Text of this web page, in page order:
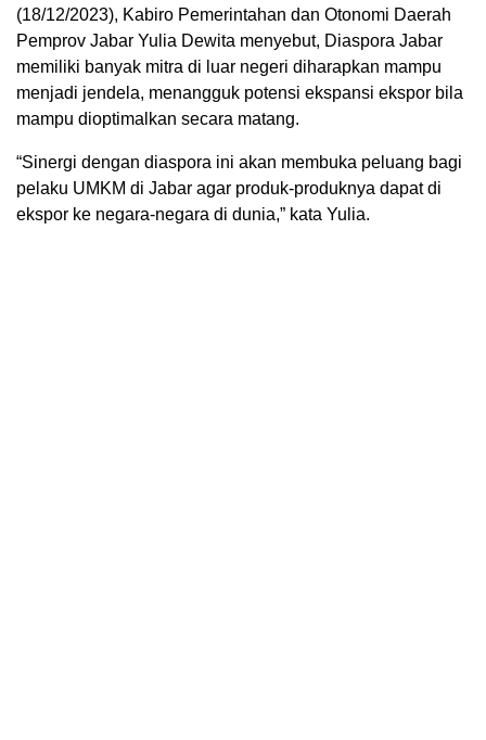
(18/12/2023), Kabiro Pemerintahan dan Otonomi Daerah
Pemprov Jabar Yulia Dewita menyebut, Diaspora Jabar
memiliki banyak mitra di luar negeri diharapkan mampu
menjadi jendela, menangguk potensi ekspansi ekspor bila
mampu dioptimalkan secara matang.
“Sinergi dengan diaspora ini akan membuka peluang bagi
pelaku UMKM di Jabar agar produk-produknya dapat di
ekspor ke negara-negara di dunia,” kata Yulia.